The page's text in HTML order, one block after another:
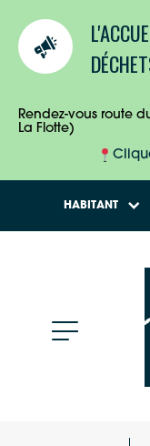
Rendez-vous route
La Flotte)
HABITANT
ENTREPRISES